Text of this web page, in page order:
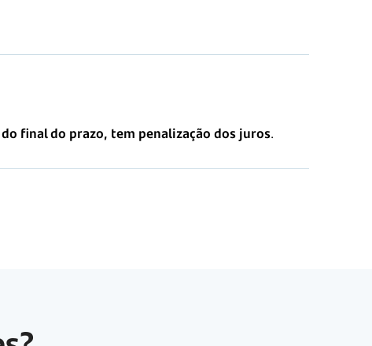
final do prazo, tem penalização dos juros.